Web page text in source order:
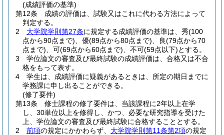
(成績評価の基準)
第12条
成績の評価は、試験又はこれに代わる方法によって
判定する。
2
大学院学則第27条に規定する成績評価の基準は、秀(100
点から90点まで) 、優(89点から80点まで) 、良(79点から70
点まで) 、可(69点から60点まで) 、不可(59点以下)とする。
3
学位論文の審査及び最終試験の成績評価は、合格又は不合
格をもって表す。
4
学生は、成績評価に疑義があるときは、所定の期日までに
学務課に申し出ることができる。
(修了要件)
第13条
修士課程の修了要件は、当該課程に2年以上在学
し、30単位以上を修得し、かつ、必要な研究指導を受けた
上、学位論文の審査及び最終試験に合格することとする。
2
前項の規定にかかわらず、 大学院学則第11条第2項の規定